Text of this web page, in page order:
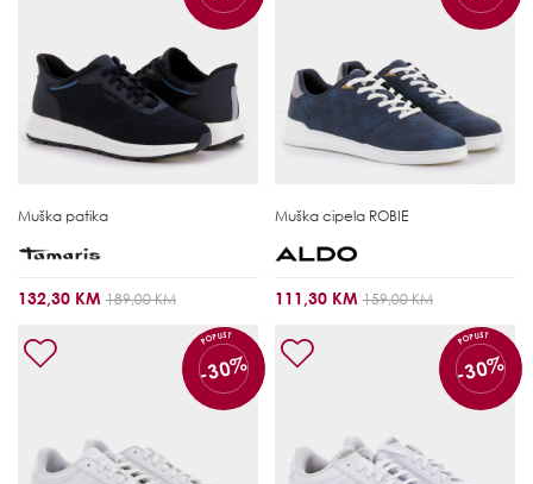
Muška patika
132,30 KM 189,00 KM
Muška cipela ROBIE
111,30 KM 159,00 KM
POPUST
-30%
POPUST
-30%